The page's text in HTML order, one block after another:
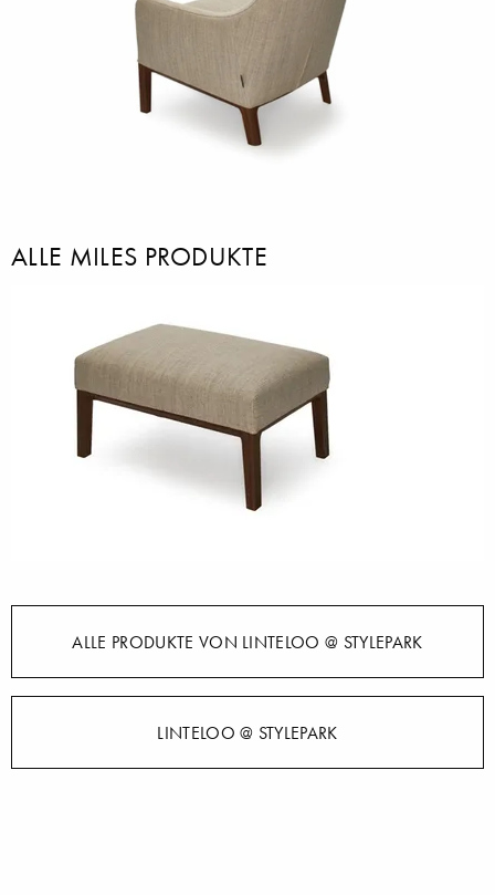
ALLE MILES PRODUKTE
ALLE PRODUKTE VON LINTELOO @ STYLEPARK
LINTELOO @ STYLEPARK